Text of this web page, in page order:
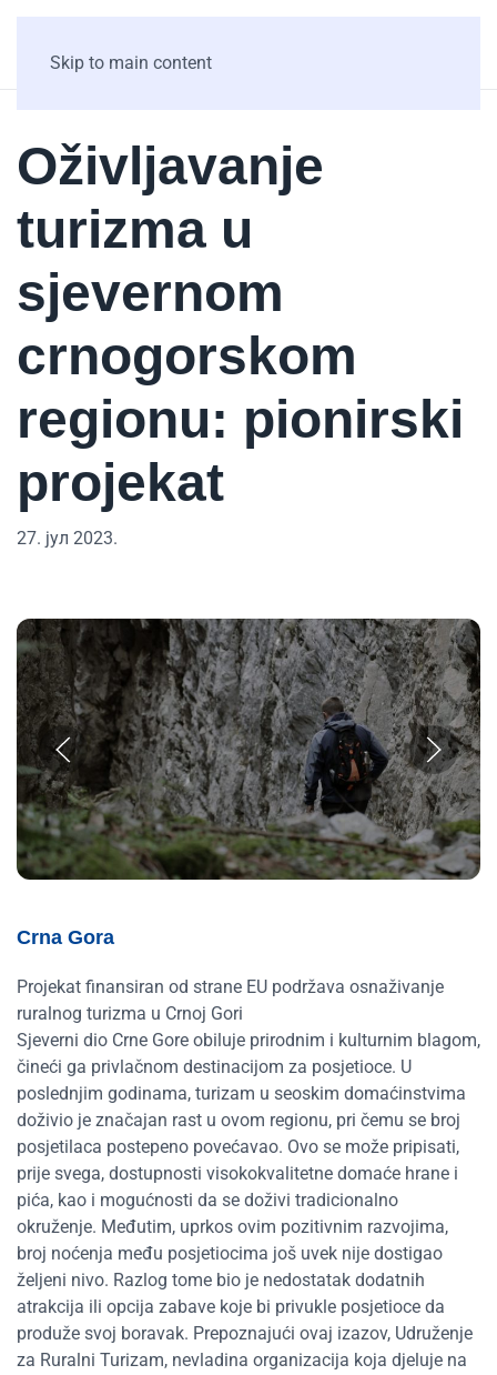
Skip to main content
Oživljavanje
turizma u
sjevernom
crnogorskom
regionu: pionirski
projekat
27. јул 2023.
Crna Gora
Projekat finansiran od strane EU podržava osnaživanje
ruralnog turizma u Crnoj Gori
Sjeverni dio Crne Gore obiluje prirodnim i kulturnim blagom,
čineći ga privlačnom destinacijom za posjetioce. U
poslednjim godinama, turizam u seoskim domaćinstvima
doživio je značajan rast u ovom regionu, pri čemu se broj
posjetilaca postepeno povećavao. Ovo se može pripisati,
prije svega, dostupnosti visokokvalitetne domaće hrane i
pića, kao i mogućnosti da se doživi tradicionalno
okruženje. Međutim, uprkos ovim pozitivnim razvojima,
broj noćenja među posjetiocima još uvek nije dostigao
željeni nivo. Razlog tome bio je nedostatak dodatnih
atrakcija ili opcija zabave koje bi privukle posjetioce da
produže svoj boravak. Prepoznajući ovaj izazov, Udruženje
za Ruralni Turizam, nevladina organizacija koja djeluje na